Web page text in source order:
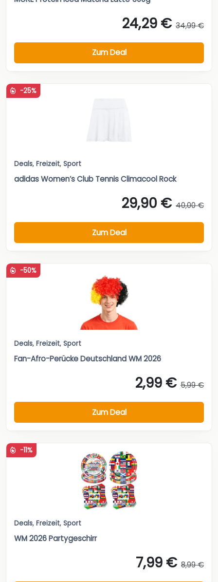
24,29 € 34,99 €
Zum Deal
-25%
Deals, Freizeit, Sport
adidas Women’s Club Tennis Climacool Rock
29,90 € 40,00 €
Zum Deal
-50%
Deals, Freizeit, Sport
Fan-Afro-Perücke Deutschland WM 2026
2,99 € 5,99 €
Zum Deal
-11%
Deals, Freizeit, Sport
WM 2026 Partygeschirr
7,99 € 8,99 €